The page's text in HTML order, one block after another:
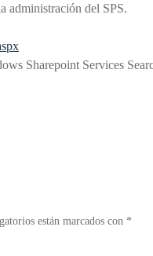
administración del SPS.
Sharepoint Services
están marcados con *